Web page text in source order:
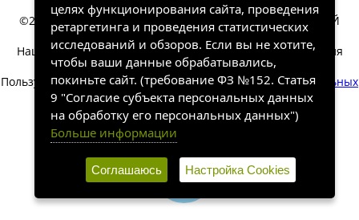
©2022-2026, «ХАНГАЛАССКИЙ УЛУСНЫЙ КРАЕВЕДЧЕСКИЙ
МУЗЕЙ». Все права защищены.
Наш сайт собирает информацию, которая необходима для
работы сайта.
Пользуясь сайтом вы соглашаетесь на обработку персональных
данных.
Разработка и техническая
поддержка сайта
целях функционирования сайта, проведения
ретаргетинга и проведения статистических
исследований и обзоров. Если вы не хотите,
чтобы ваши данные обрабатывались,
покиньте сайт. (требование ФЗ №152. Статья
9 "Согласие субъекта персональных данных
на обработку его персональных данных")
Больше информации
Соглашаюсь Настройка Cookies